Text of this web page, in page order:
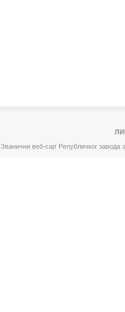
Званични веб-сајт Републичког